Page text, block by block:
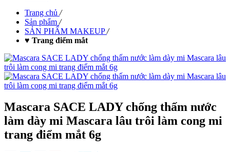
Trang chủ /
Sản phẩm /
SẢN PHẨM MAKEUP /
♥ Trang điểm mắt
Mascara SACE LADY chống thấm nước
làm dày mi Mascara lâu trôi làm cong mi
trang điểm mắt 6g